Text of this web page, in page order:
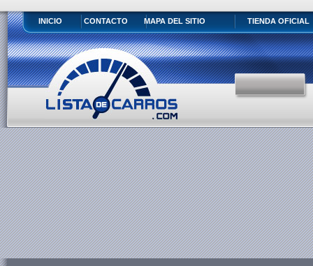
INICIO CONTACTO MAPA DEL SITIO TIENDA OFICIAL